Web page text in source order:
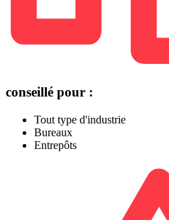
conseillé pour :
Tout type d'industrie
Bureaux
Entrepôts